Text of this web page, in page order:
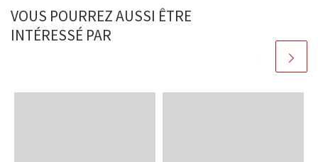
VOUS POURREZ AUSSI ÊTRE
INTÉRESSÉ PAR